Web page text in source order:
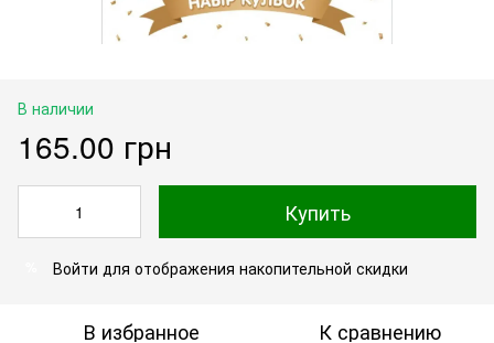
В наличии
165.00 грн
Купить
Войти для отображения накопительной скидки
В избранное К сравнению